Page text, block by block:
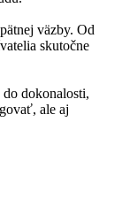
väzby. Od
skutočne
dokonalosti,
ale aj